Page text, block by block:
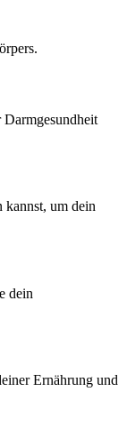
kannst, um dein
dein
Ernährung und